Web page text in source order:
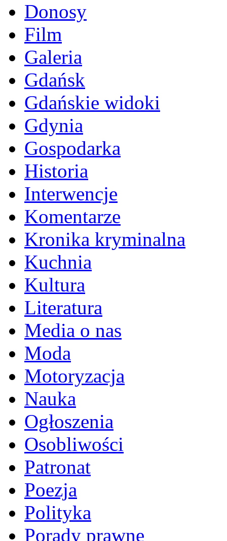
Donosy
Film
Galeria
Gdańsk
Gdańskie widoki
Gdynia
Gospodarka
Historia
Interwencje
Komentarze
Kronika kryminalna
Kuchnia
Kultura
Literatura
Media o nas
Moda
Motoryzacja
Nauka
Ogłoszenia
Osobliwości
Patronat
Poezja
Polityka
Porady prawne